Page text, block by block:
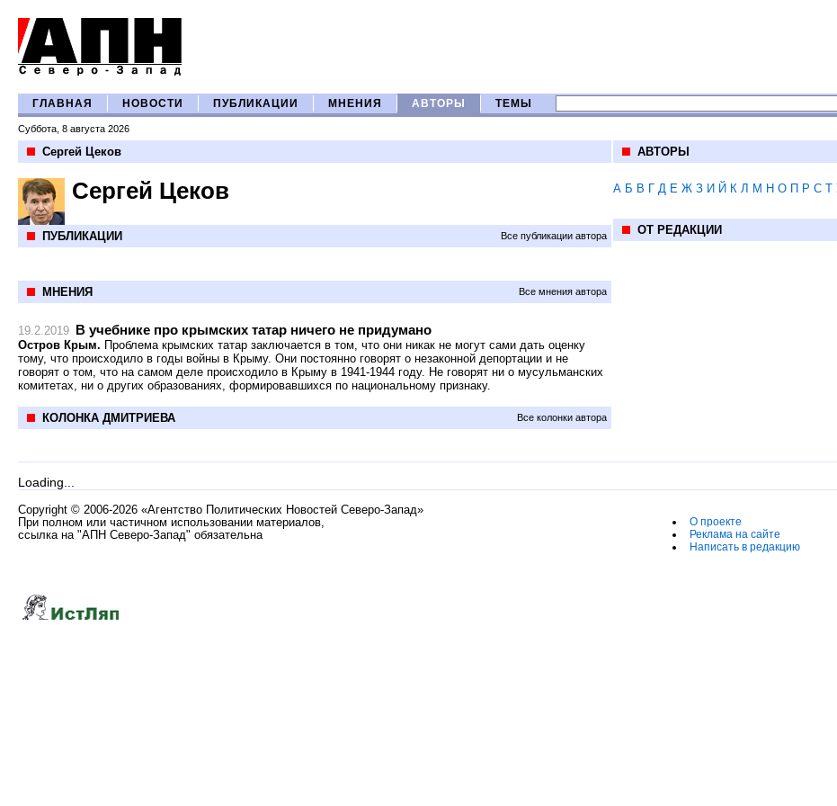
ГЛАВНАЯ НОВОСТИ ПУБЛИКАЦИИ МНЕНИЯ АВТОРЫ ТЕМЫ
Суббота, 8 августа 2026
Сергей Цеков
Сергей Цеков
ПУБЛИКАЦИИ Все публикации автора
МНЕНИЯ Все мнения автора
19.2.2019 В учебнике про крымских татар ничего не придумано
Остров Крым. Проблема крымских татар заключается в том, что они никак не могут сами дать оценку
тому, что происходило в годы войны в Крыму. Они постоянно говорят о незаконной депортации и не
говорят о том, что на самом деле происходило в Крыму в 1941-1944 году. Не говорят ни о мусульманских
комитетах, ни о других образованиях, формировавшихся по национальному признаку.
КОЛОНКА ДМИТРИЕВА Все колонки автора
АВТОРЫ
А Б В Г Д Е Ж З И Й К Л М Н О П Р С Т
ОТ РЕДАКЦИИ
Loading...
Copyright © 2006-2026 «Агентство Политических Новостей Северо-Запад»
При полном или частичном использовании материалов,
ссылка на "АПН Северо-Запад" обязательна
О проекте
Реклама на сайте
Написать в редакцию